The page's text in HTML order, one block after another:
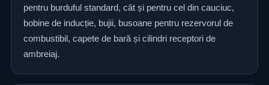
pentru burduful standard, cât și pentru cel din cauciuc,
bobine de inducție, bujii, busoane pentru rezervorul de
combustibil, capete de bară și cilindri receptori de
ambreiaj.